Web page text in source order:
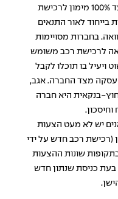
נוחות, גם הן במקרים רבים מציעות עד 100% מימון לרכישת
בייחוד לאור התנאים
בחברות מסויימות
לרכישת רכב משומש
ויעיל בו תוכלו לקבל
העסקה מצד החברה. אגב,
בנקאית היא חברה
יש לא מעט הצעות
(רכישת רכב חדש על ידי
שונות ההצעות
בעת כניסת שנתון חדש